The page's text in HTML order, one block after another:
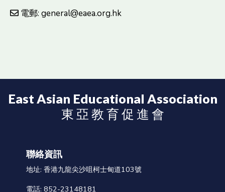
電郵: general@eaea.org.hk
East Asian Educational Association
東 亞 教 育 促 進 會
聯絡資訊
地址: 香港九龍尖沙咀柯士甸道103號
電話: 852-23148181